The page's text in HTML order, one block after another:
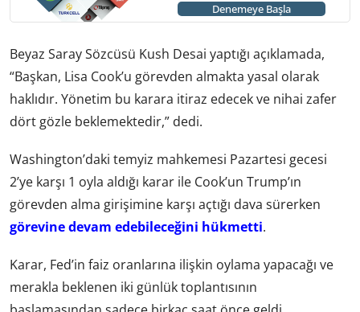
Denemeye Başla
Beyaz Saray Sözcüsü Kush Desai yaptığı açıklamada,
“Başkan, Lisa Cook’u görevden almakta yasal olarak
haklıdır. Yönetim bu karara itiraz edecek ve nihai zafer
dört gözle beklemektedir,” dedi.
Washington’daki temyiz mahkemesi Pazartesi gecesi
2’ye karşı 1 oyla aldığı karar ile Cook’un Trump’ın
görevden alma girişimine karşı açtığı dava sürerken
görevine devam edebileceğini hükmetti.
Karar, Fed’in faiz oranlarına ilişkin oylama yapacağı ve
merakla beklenen iki günlük toplantısının